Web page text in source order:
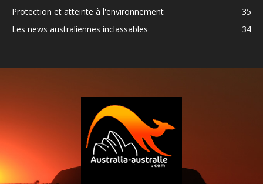
Protection et atteinte à l'environnement
35
Les news australiennes inclassables
34